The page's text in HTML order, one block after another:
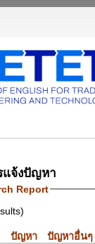
แจ้งปัญหา
Report
ปัญหา
ปัญหาอื่นๆ